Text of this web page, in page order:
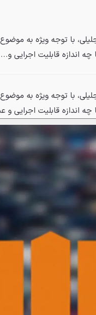
با توجه ویژه به
چه اندازه قابلیت اجرایی و...
با توجه ویژه به
چه اندازه قابلیت اجرایی و